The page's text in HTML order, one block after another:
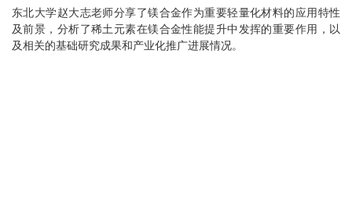
东北大学赵大志老师分享了镁合金作为重要轻量化材料的应用特性
及前景，分析了稀土元素在镁合金性能提升中发挥的重要作用，以
及相关的基础研究成果和产业化推广进展情况。